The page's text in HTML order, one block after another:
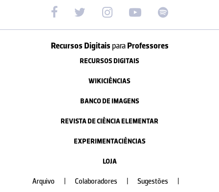
Recursos Digitais paraProfessores
RECURSOS DIGITAIS
WIKICIÊNCIAS
BANCO DE IMAGENS
REVISTA DE CIÊNCIA ELEMENTAR
EXPERIMENTACIÊNCIAS
LOJA
Arquivo Colaboradores Sugestões